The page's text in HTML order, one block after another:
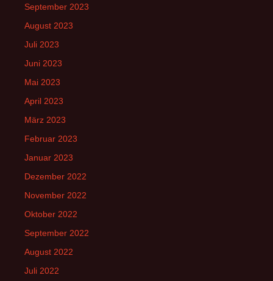
September 2023
August 2023
Juli 2023
Juni 2023
Mai 2023
April 2023
März 2023
Februar 2023
Januar 2023
Dezember 2022
November 2022
Oktober 2022
September 2022
August 2022
Juli 2022